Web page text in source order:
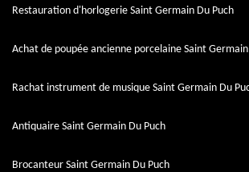
Restauration d'horlogerie Saint Germain Du Puch
Achat de poupée ancienne porcelaine Saint
Rachat instrument de musique Saint Germain Du
Antiquaire Saint Germain Du Puch
Brocanteur Saint Germain Du Puch